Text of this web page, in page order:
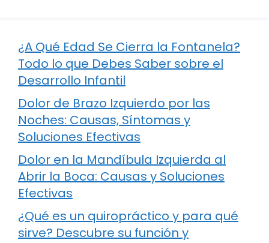
¿A Qué Edad Se Cierra la Fontanela?
Todo lo que Debes Saber sobre el
Desarrollo Infantil
Dolor de Brazo Izquierdo por las
Noches: Causas, Síntomas y
Soluciones Efectivas
Dolor en la Mandíbula Izquierda al
Abrir la Boca: Causas y Soluciones
Efectivas
¿Qué es un quiropráctico y para qué
sirve? Descubre su función y